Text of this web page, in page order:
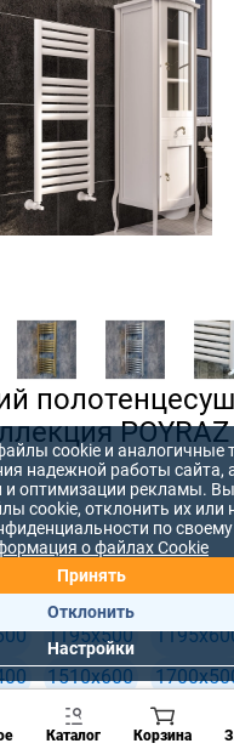
835x600
1195x500
1510x600
Каталог Корзина
cookie и аналогичные
надежной работы сайта,
и оптимизации рекламы.
cookie, отклонить их или
по
о файлах Cookie
Принять
Отклонить
Настройки